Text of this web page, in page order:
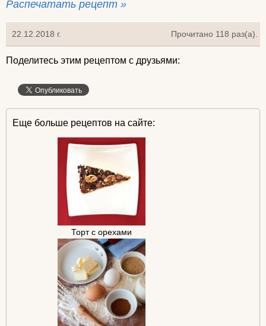
Распечатать рецепт »
22.12.2018 г. Прочитано 118 раз(a).
Поделитесь этим рецептом с друзьями:
Еще больше рецептов на сайте:
Торт с орехами